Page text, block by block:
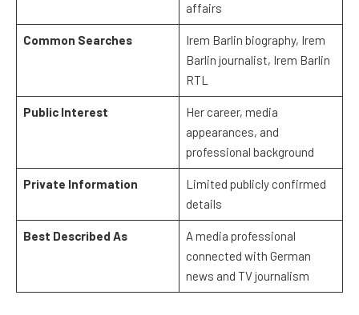
affairs
Common Searches
Irem Barlin biography, Irem
Barlin journalist, Irem Barlin
RTL
Public Interest
Her career, media
appearances, and
professional background
Private Information
Limited publicly confirmed
details
Best Described As
A media professional
connected with German
news and TV journalism